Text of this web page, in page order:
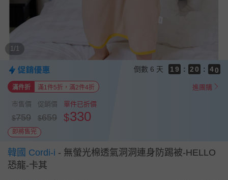
1/1
倒數 6 天
1
2
3
1
9 :
0
2
4
0 :
1
3
5
7
滿件折 滿1件5折，滿2件4折 進團購
市售價
$759
促銷價
$659
單件已折價
$330
即將售完
韓國 Cordi-i - 無螢光棉透氣洞洞連身防踢被-HELLO
恐龍-卡其